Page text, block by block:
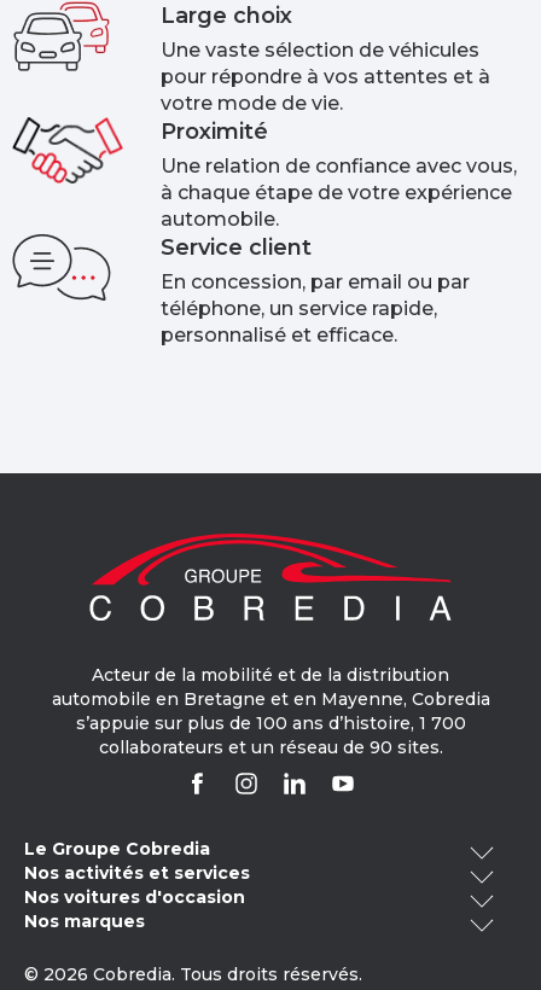
Large choix
Une vaste sélection de véhicules
pour répondre à vos attentes et à
votre mode de vie.
Proximité
Une relation de confiance avec vous,
à chaque étape de votre expérience
automobile.
Service client
En concession, par email ou par
téléphone, un service rapide,
personnalisé et efficace.​
Acteur de la mobilité et de la distribution
automobile en Bretagne et en Mayenne, Cobredia
s’appuie sur plus de 100 ans d’histoire, 1 700
collaborateurs et un réseau de 90 sites.
Le Groupe Cobredia
Qui sommes-nous ?
Nos engagements RSE
Nos actualités
Nos activités et services
Cobredia Finance
Cobredia Academy
Nos voitures d'occasion
Voitures occasion Bretagne
Voitures occasion électrique
Nos marques
Volkswagen
Toyota
© 2026 Cobredia. Tous droits réservés.